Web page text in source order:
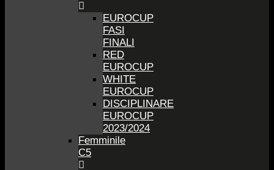
EUROCUP
FASI
FINALI
RED
EUROCUP
WHITE
EUROCUP
DISCIPLINARE
EUROCUP
2023/2024
Femminile
C5